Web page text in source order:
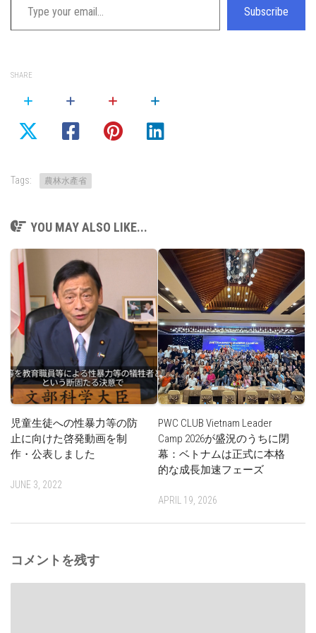
Subscribe
SHARE
Tags: 農林水產省
YOU MAY ALSO LIKE...
児童生徒への性暴力等の防
止に向けた啓発動画を制
作・公表しました
JUNE 3, 2022
PWC CLUB Vietnam Leader
Camp 2026が盛況のうちに閉
幕：ベトナムは正式に本格
的な成長加速フェーズ
APRIL 19, 2026
コメントを残す